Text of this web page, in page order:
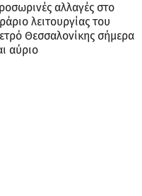
αλλαγές στο
λειτουργίας του
Θεσσαλονίκης σήμερα
αύριο